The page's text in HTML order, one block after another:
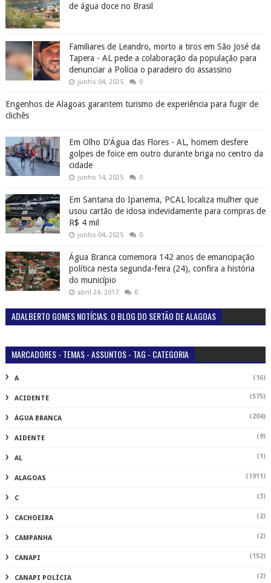
de água doce no Brasil
Familiares de Leandro, morto a tiros em São José da
Tapera - AL pede a colaboração da população para
denunciar a Polícia o paradeiro do assassino
junho 04, 2025 0
Engenhos de Alagoas garantem turismo de experiência para fugir de
clichês
Em Olho D’Água das Flores - AL, homem desfere
golpes de foice em outro durante briga no centro da
cidade
junho 14, 2025 0
Em Santana do Ipanema, PCAL localiza mulher que
usou cartão de idosa indevidamente para compras de
R$ 4 mil
junho 04, 2025 0
Água Branca comemora 142 anos de emancipação
política nesta segunda-feira (24), confira a história
do município
abril 24, 2017 0
ADALBERTO GOMES NOTÍCIAS. O BLOG DO SERTÃO DE ALAGOAS
MARCADORES - TEMAS - ASSUNTOS - TAG - CATEGORIA
A (16)
ACIDENTE (575)
ÁGUA BRANCA (204)
AIDENTE (9)
AL (1)
ALAGOAS (1911)
C (3)
CACHOEIRA (2)
CAMPANHA (2)
CANAPI (152)
CANAPI POLÍCIA (2)